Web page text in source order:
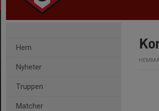
Hem
Nyheter
Truppen
Matcher